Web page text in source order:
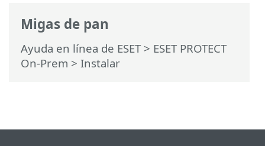
Migas de pan
Ayuda en línea de ESET> ESET PROTECT
On-Prem > Instalar